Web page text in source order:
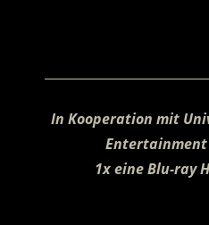
In Kooperation mit
1x eine Blu-ray